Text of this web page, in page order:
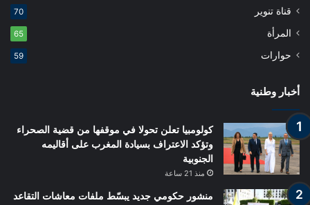
قناة تنوير 70
المرأة 65
حوارات 59
أخبار وطنية
كولومبيا تعلن تحولا في موقفها من قضية الصحراء
وتؤكد الاعتراف بسيادة المغرب على أقاليمه
الجنوبية
منذ 21 ساعة
منشور حكومي جديد يبسّط ملفات معاشات التقاعد